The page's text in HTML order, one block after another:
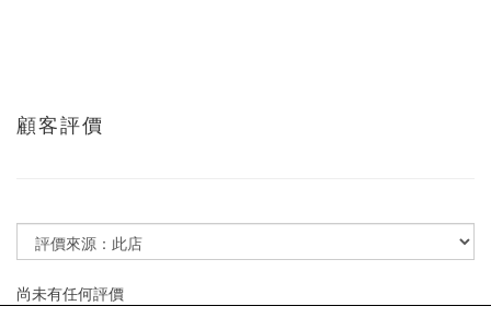
顧客評價
尚未有任何評價